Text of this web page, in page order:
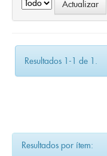
Resultados 1-1 de 1.
Resultados por ítem: